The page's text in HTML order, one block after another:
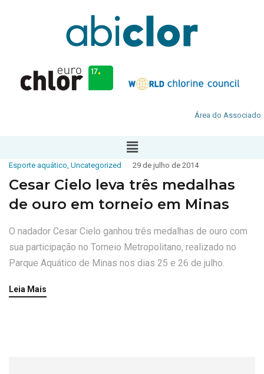
Área do Associado
Esporte aquático, Uncategorized 29 de julho de 2014
Cesar Cielo leva três medalhas
de ouro em torneio em Minas
O nadador Cesar Cielo ganhou três medalhas de ouro com
sua participação no Torneio Metropolitano, realizado no
Parque Aquático de Minas nos dias 25 e 26 de julho.
Leia Mais